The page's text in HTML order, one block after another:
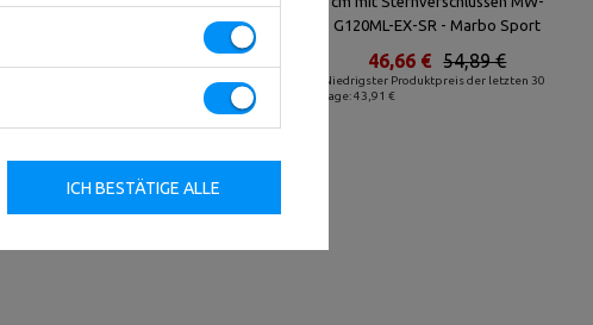
2x Kurzhantelstange 30 mm 40
cm - Marbo Sport
Niedrigster Produktpreis der letzten 30
179,90 €
G120ML-EX-SR - Marbo Sport
Niedrigster Produktpreis der letzten 30
Tage: 43,91 €
54,89 €
46,66 €
ICH BESTÄTIGE ALLE